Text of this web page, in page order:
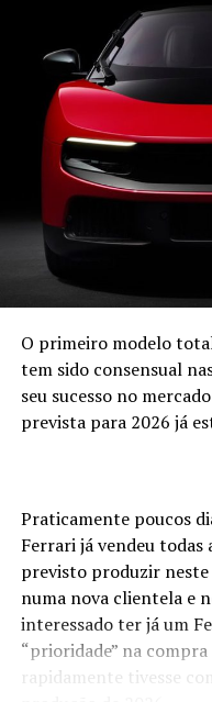
surgirá com dois
Nissan Terra,
Turbo com 228 cv e a
motor numa
A marca recupera o
modelos todo-o-
“tradicionais” com
como acontecia com o
A distribuição para
Espanha estará a
possibilidade destes
O primeiro modelo
tem sido consensual
seu sucesso no
prevista para 2026 já
Praticamente poucos
Ferrari já vendeu todas
previsto produzir neste
numa nova clientela e
interessado ter já um
“prioridade” na
rapidamente tivesse